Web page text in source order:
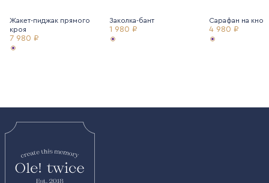
Жакет-пиджак прямого
кроя
7 980 ₽
Заколка-бант
1 980 ₽
Сарафан на
4 980 ₽